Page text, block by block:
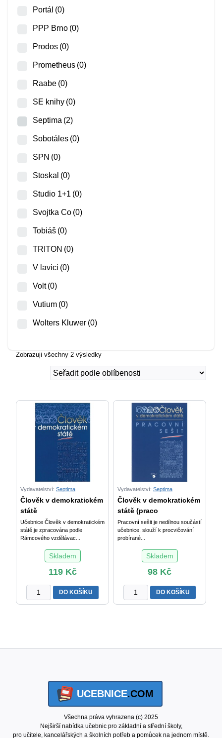
Portál (0)
PPP Brno (0)
Prodos (0)
Prometheus (0)
Raabe (0)
SE knihy (0)
Septima (2)
Sobotáles (0)
SPN (0)
Stoskal (0)
Studio 1+1 (0)
Svojtka Co (0)
Tobiáš (0)
TRITON (0)
V lavici (0)
Volt (0)
Vutium (0)
Wolters Kluwer (0)
Zobrazuji všechny 2 výsledky
Vydavatelství: Septima
Člověk v demokratickém
státě
Učebnice Člověk v demokratickém
státě je zpracována podle
Rámcového vzdělávac...
Skladem
119 Kč
Člověk
v
DO KOŠÍKU
Vydavatelství: Septima
Člověk v demokratickém
státě (praco
Pracovní sešit je nedílnou součástí
učebnice, slouží k procvičování
probírané...
Skladem
98 Kč
Člověk
v
DO KOŠÍKU
UCEBNICE.COM
Všechna práva vyhrazena (c) 2025
Nejširší nabídka učebnic pro základní a střední školy,
pro učitele, kancelářských a školních potřeb a pomůcek na jednom místě.